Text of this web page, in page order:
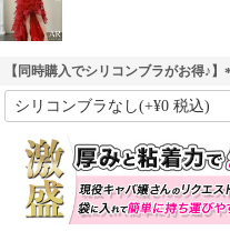
【同時購入でシリコンブラがお得♪】
(
)